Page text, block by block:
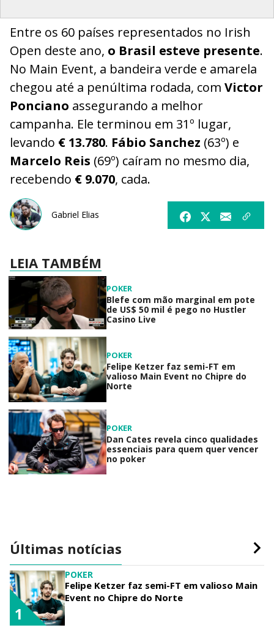
Entre os 60 países representados no Irish
Open deste ano, o Brasil esteve presente.
No Main Event, a bandeira verde e amarela
chegou até a penúltima rodada, com Victor
Ponciano assegurando a melhor
campanha. Ele terminou em 31º lugar,
levando € 13.780. Fábio Sanchez (63º) e
Marcelo Reis (69º) caíram no mesmo dia,
recebendo € 9.070, cada.
Gabriel Elias
LEIA TAMBÉM
POKER
Blefe com mão marginal em pote
de US$ 50 mil é pego no Hustler
Casino Live
POKER
Felipe Ketzer faz semi-FT em
valioso Main Event no Chipre do
Norte
POKER
Dan Cates revela cinco qualidades
essenciais para quem quer vencer
no poker
Últimas notícias
POKER
Felipe Ketzer faz semi-FT em valioso Main
Event no Chipre do Norte
1